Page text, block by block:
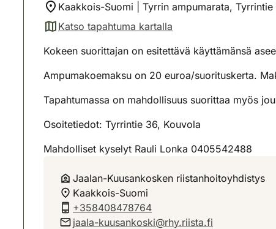
Kaakkois-Suomi | Tyrrin ampumarata,
Katso tapahtuma kartalla
(avautuu uuteen välilehteen)
Kokeen suorittajan on esitettävä käyttämänsä
Ampumakoemaksu on 20 euroa/suorituskerta.
Tapahtumassa on mahdollisuus suorittaa myös
Osoitetiedot: Tyrrintie 36, Kouvola
Mahdolliset kyselyt Rauli Lonka 0405542488
Jaalan-Kuusankosken riistanhoitoyhdistys
Kaakkois-Suomi
+358408478764
jaala-kuusankoski@rhy.riista.fi